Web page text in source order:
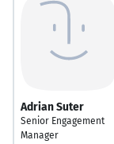
Adrian Suter
Senior Engagement
Manager